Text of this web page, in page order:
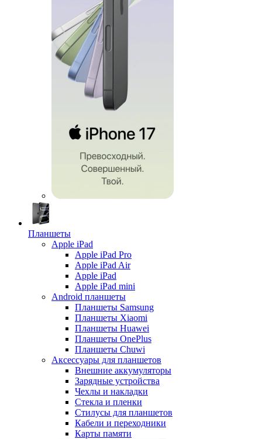
Планшеты
Apple iPad
Apple iPad Pro
Apple iPad Air
Apple iPad
Apple iPad mini
Android планшеты
Планшеты Samsung
Планшеты Xiaomi
Планшеты Huawei
Планшеты OnePlus
Планшеты Chuwi
Аксессуары для планшетов
Внешние аккумуляторы
Зарядные устройства
Чехлы и накладки
Стекла и пленки
Стилусы для планшетов
Кабели и переходники
Карты памяти